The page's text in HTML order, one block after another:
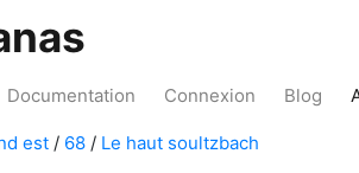
Documentation Connexion Blog
est / 68 / Le haut soultzbach